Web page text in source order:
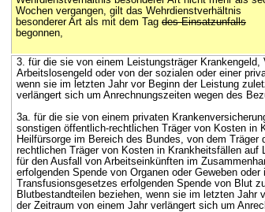
Wochen vergangen, gilt das Wehrdienstverhältnis
besonderer Art als mit dem Tag des Einsatzunfalls
begonnen,
3. für die sie von einem Leistungsträger
Arbeitslosengeld oder von der sozialen oder einer
wenn sie im letzten Jahr vor Beginn der Leistung
verlängert sich um Anrechnungszeiten wegen des
3a. für die sie von einem privaten
sonstigen öffentlich-rechtlichen Träger von Kosten in
Heilfürsorge im Bereich des Bundes, von dem
rechtlichen Träger von Kosten in Krankheitsfällen
für den Ausfall von Arbeitseinkünften im
erfolgenden Spende von Organen oder Geweben
Transfusionsgesetzes erfolgenden Spende von Blut
Blutbestandteilen beziehen, wenn sie im letzten Jahr
der Zeitraum von einem Jahr verlängert sich um